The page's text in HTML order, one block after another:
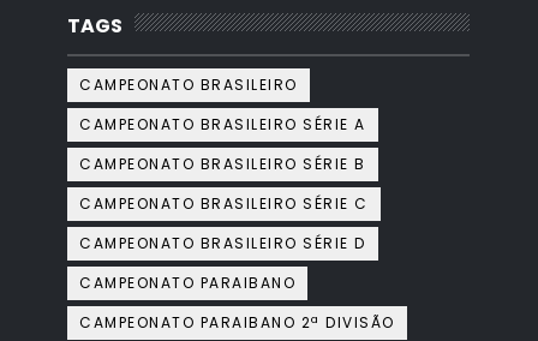
TAGS
CAMPEONATO BRASILEIRO
CAMPEONATO BRASILEIRO SÉRIE A
CAMPEONATO BRASILEIRO SÉRIE B
CAMPEONATO BRASILEIRO SÉRIE C
CAMPEONATO BRASILEIRO SÉRIE D
CAMPEONATO PARAIBANO
CAMPEONATO PARAIBANO 2ª DIVISÃO